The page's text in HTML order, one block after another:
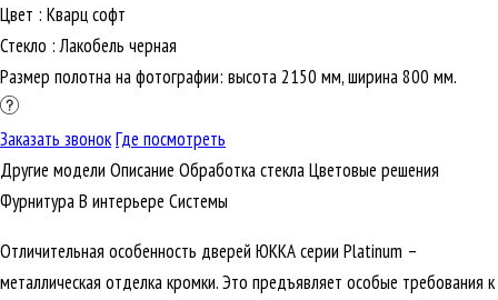
Цвет : Кварц софт
Стекло :Лакобель черная
Размер полотна на фотографии: высота 2150 мм, ширина 800 мм.
Заказать звонокГде посмотреть
Другие модели Описание Обработка стеклаЦветовые решения
ФурнитураВ интерьере Cистемы
Отличительная особенность дверей ЮККА серии Platinum –
металлическая отделка кромки. Это предъявляет особые требования к